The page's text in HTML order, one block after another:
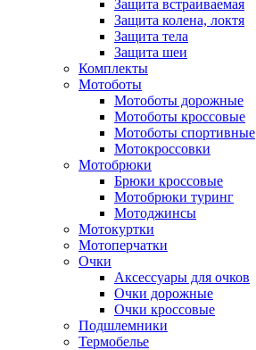
Защита встраиваемая
Защита колена, локтя
Защита тела
Защита шеи
Комплекты
Мотоботы
Мотоботы дорожные
Мотоботы кроссовые
Мотоботы спортивные
Мотокроссовки
Мотобрюки
Брюки кроссовые
Мотобрюки туринг
Мотоджинсы
Мотокуртки
Мотоперчатки
Очки
Аксессуары для очков
Очки дорожные
Очки кроссовые
Подшлемники
Термобелье